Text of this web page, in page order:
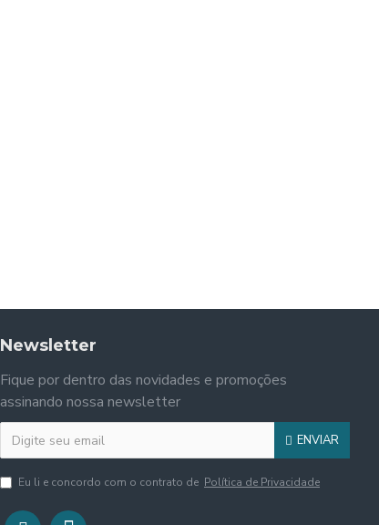
Newsletter
Fique por dentro das novidades e promoções
assinando nossa newsletter
ENVIAR
Eu li e concordo com o contrato de Política de Privacidade